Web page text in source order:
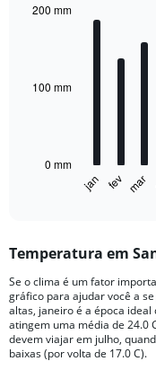
bars.
Range:
categories.
The
chart
has
1
jan fev mar
0 mm
100 mm
200 mm
Temperatura em
Se o clima é um fator
gráfico para ajudar você a
altas, janeiro é a época
atingem uma média de 24.0
devem viajar em julho,
baixas (por volta de 17.0 C).